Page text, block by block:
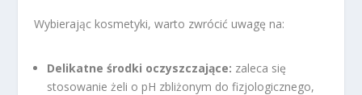
Wybierając kosmetyki, warto zwrócić uwagę na:
Delikatne środki oczyszczające: zaleca się
stosowanie żeli o pH zbliżonym do fizjologicznego,